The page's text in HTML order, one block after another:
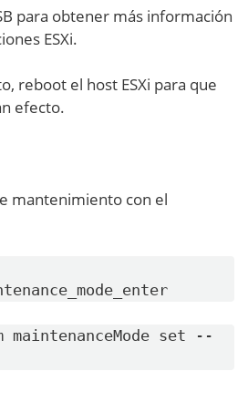
para obtener más información
ESXi.
reboot el host ESXi para que
efecto.
mantenimiento con el
set --